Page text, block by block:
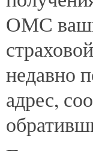
ОМС
недавно
адрес,